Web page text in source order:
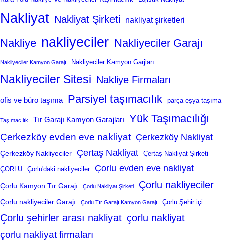
Nakliyat Nakliyat Şirketi nakliyat şirketleri
Nakliye nakliyeciler Nakliyeciler Garajı
Nakliyeciler Kamyon Garajı Nakliyeciler Kamyon Garjları
Nakliyeciler Sitesi Nakliye Firmaları
ofis ve büro taşıma Parsiyel taşımacılık parça eşya taşıma
Taşımacılık Tır Garajı Kamyon Garajları Yük Taşımacılığı
Çerkezköy evden eve nakliyat Çerkezköy Nakliyat
Çerkezköy Nakliyeciler Çertaş Nakliyat Çertaş Nakliyat Şirketi
ÇORLU Çorlu'daki nakliyeciler Çorlu evden eve nakliyat
Çorlu Kamyon Tır Garajı Çorlu Nakliyat Şirketi Çorlu nakliyeciler
Çorlu nakliyeciler Garajı Çorlu Tır Garajı Kamyon Garajı Çorlu Şehir içi
Çorlu şehirler arası nakliyat çorlu nakliyat
çorlu nakliyat firmaları